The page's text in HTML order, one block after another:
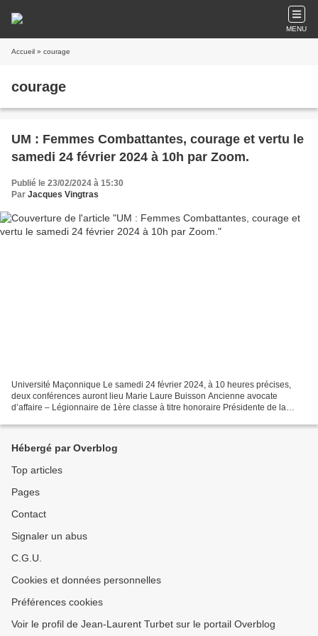
MENU
Accueil » courage
courage
UM : Femmes Combattantes, courage et vertu le
samedi 24 février 2024 à 10h par Zoom.
Publié le 23/02/2024 à 15:30
Par Jacques Vingtras
Université Maçonnique Le samedi 24 février 2024, à 10 heures précises,
deux conférences auront lieu Marie Laure Buisson Ancienne avocate
d’affaire – Légionnaire de 1ère classe à titre honoraire Présidente de la
Hébergé par Overblog
Top articles
Pages
Contact
Signaler un abus
C.G.U.
Cookies et données personnelles
Préférences cookies
Voir le profil de Jean-Laurent Turbet sur le portail Overblog